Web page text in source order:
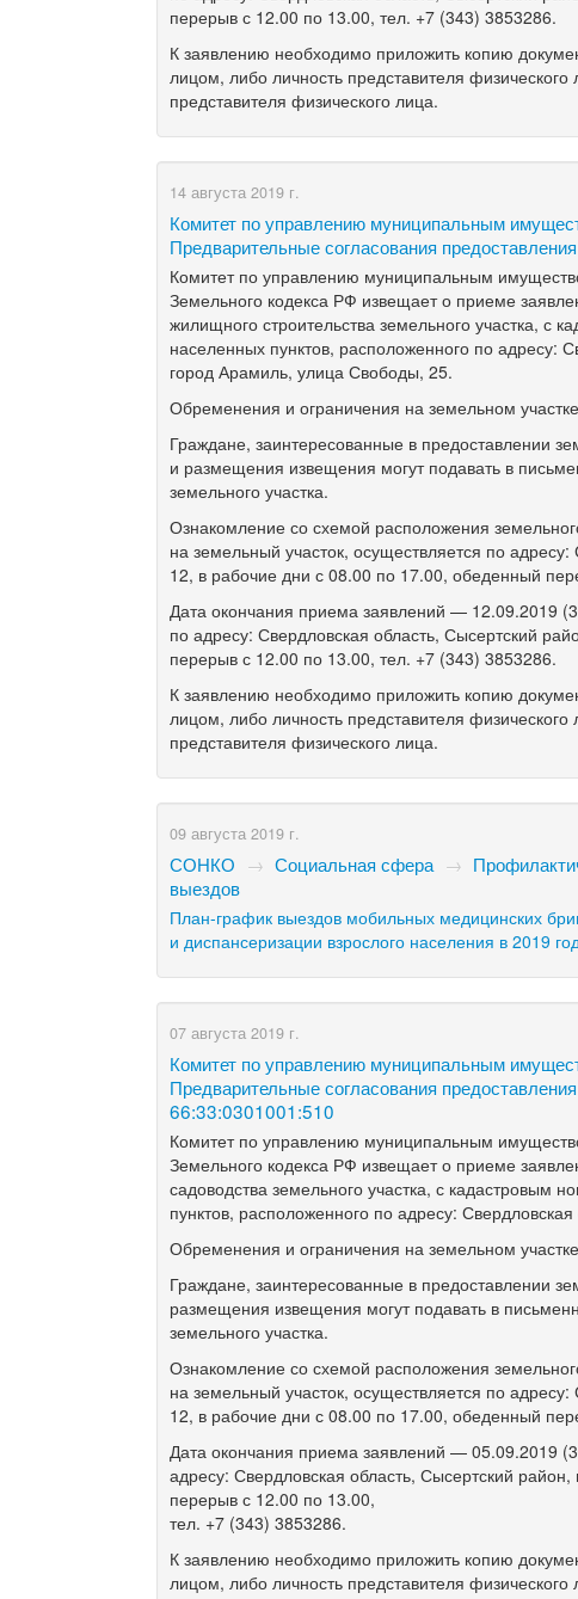
перерыв с 12.00 по 13.00, тел. +7 (343) 3853286.
К заявлению необходимо приложить копию
лицом, либо личность представителя
представителя физического лица.
14 августа 2019 г.
Комитет по управлению муниципальным
Предварительные согласования
Комитет по управлению муниципальным
Земельного кодекса РФ извещает о приеме
жилищного строительства земельного участка,
населенных пунктов, расположенного по адресу:
город Арамиль, улица Свободы, 25.
Обременения и ограничения на земельном
Граждане, заинтересованные в предоставлении
и размещения извещения могут подавать в
земельного участка.
Ознакомление со схемой расположения
на земельный участок, осуществляется по
12, в рабочие дни с 08.00 по 17.00, обеденный
Дата окончания приема заявлений — 12.09.2019
по адресу: Свердловская область, Сысертский
перерыв с 12.00 по 13.00, тел. +7 (343) 3853286.
К заявлению необходимо приложить копию
лицом, либо личность представителя
представителя физического лица.
09 августа 2019 г.
СОНКО → Социальная сфера →
выездов
План-график выездов мобильных медицинских
и диспансеризации взрослого населения в 2019
07 августа 2019 г.
Комитет по управлению муниципальным
Предварительные согласования
66:33:0301001:510
Комитет по управлению муниципальным
Земельного кодекса РФ извещает о приеме
садоводства земельного участка, с
пунктов, расположенного по адресу:
Обременения и ограничения на земельном
Граждане, заинтересованные в предоставлении
размещения извещения могут подавать в
земельного участка.
Ознакомление со схемой расположения
на земельный участок, осуществляется по
12, в рабочие дни с 08.00 по 17.00, обеденный
Дата окончания приема заявлений — 05.09.2019
адресу: Свердловская область, Сысертский
перерыв с 12.00 по 13.00,
тел. +7 (343) 3853286.
К заявлению необходимо приложить копию
лицом, либо личность представителя